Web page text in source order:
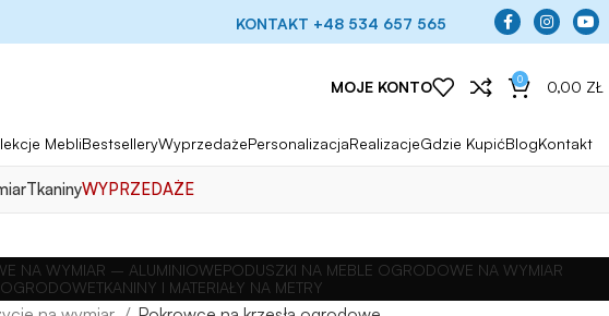
KONTAKT +48 534 657 565
MebliBestselleryWyprzedażePersonalizacjaRealizacjeGdzie KupićBlogKontakt
MOJE KONTO 0 0,00 ZŁ
TkaninyWYPRZEDAŻE
NA WYMIAR – ALUMINIOWEPODUSZKI NA MEBLE OGRODOWE NA WYMIAR
TKANINY I MATERIAŁY NA METRY